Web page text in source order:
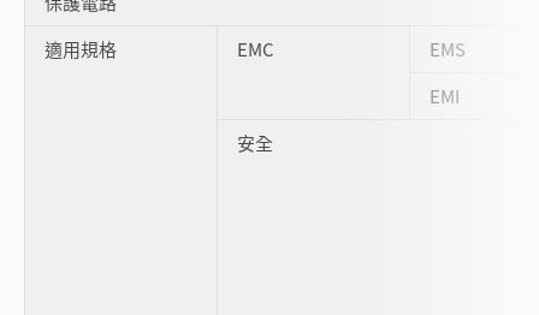
適用規格
EMC
EMS
EMI
安全